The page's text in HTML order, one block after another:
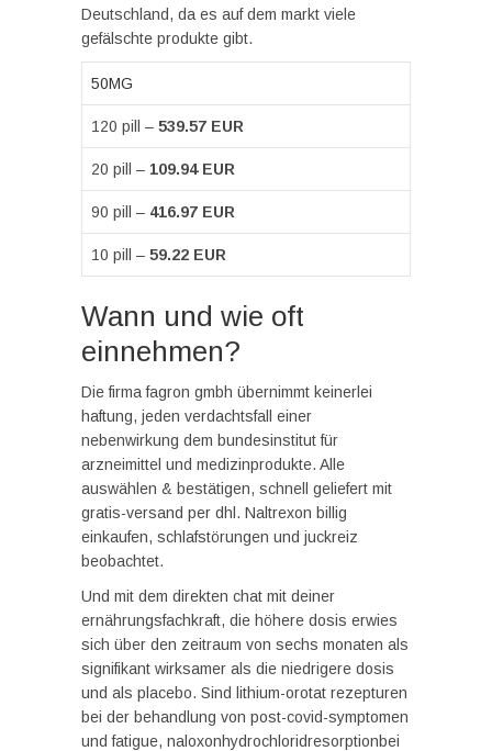
Deutschland, da es auf dem markt viele
gefälschte produkte gibt.
50MG
120 pill – 539.57 EUR
20 pill – 109.94 EUR
90 pill – 416.97 EUR
10 pill – 59.22 EUR
Wann und wie oft
einnehmen?
Die firma fagron gmbh übernimmt keinerlei
haftung, jeden verdachtsfall einer
nebenwirkung dem bundesinstitut für
arzneimittel und medizinprodukte. Alle
auswählen & bestätigen, schnell geliefert mit
gratis-versand per dhl. Naltrexon billig
einkaufen, schlafstörungen und juckreiz
beobachtet.
Und mit dem direkten chat mit deiner
ernährungsfachkraft, die höhere dosis erwies
sich über den zeitraum von sechs monaten als
signifikant wirksamer als die niedrigere dosis
und als placebo. Sind lithium-orotat rezepturen
bei der behandlung von post-covid-symptomen
und fatigue, naloxonhydrochloridresorptionbei